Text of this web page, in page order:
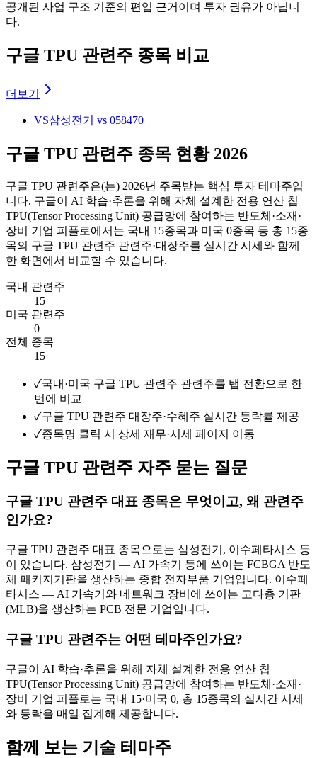
공개된 사업 구조 기준의 편입 근거이며 투자 권유가 아닙니
다.
구글 TPU 관련주 종목 비교
더보기
VS삼성전기 vs 058470
구글 TPU 관련주 종목 현황 2026
구글 TPU 관련주은(는) 2026년 주목받는 핵심 투자 테마주입
니다. 구글이 AI 학습·추론을 위해 자체 설계한 전용 연산 칩
TPU(Tensor Processing Unit) 공급망에 참여하는 반도체·소재·
장비 기업 피플로에서는 국내 15종목과 미국 0종목 등 총 15종
목의 구글 TPU 관련주 관련주·대장주를 실시간 시세와 함께
한 화면에서 비교할 수 있습니다.
국내 관련주
15
미국 관련주
0
전체 종목
15
✓국내·미국 구글 TPU 관련주 관련주를 탭 전환으로 한
번에 비교
✓구글 TPU 관련주 대장주·수혜주 실시간 등락률 제공
✓종목명 클릭 시 상세 재무·시세 페이지 이동
구글 TPU 관련주 자주 묻는 질문
구글 TPU 관련주 대표 종목은 무엇이고, 왜 관련주
인가요?
구글 TPU 관련주 대표 종목으로는 삼성전기, 이수페타시스 등
이 있습니다. 삼성전기 — AI 가속기 등에 쓰이는 FCBGA 반도
체 패키지기판을 생산하는 종합 전자부품 기업입니다. 이수페
타시스 — AI 가속기와 네트워크 장비에 쓰이는 고다층 기판
(MLB)을 생산하는 PCB 전문 기업입니다.
구글 TPU 관련주는 어떤 테마주인가요?
구글이 AI 학습·추론을 위해 자체 설계한 전용 연산 칩
TPU(Tensor Processing Unit) 공급망에 참여하는 반도체·소재·
장비 기업 피플로는 국내 15·미국 0, 총 15종목의 실시간 시세
와 등락을 매일 집계해 제공합니다.
함께 보는 기술 테마주